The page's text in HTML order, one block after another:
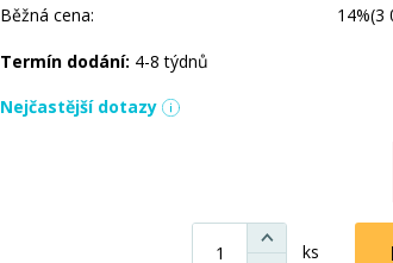
Běžná cena: 14%(3
Termín dodání: 4-8 týdnů
Nejčastější dotazy
ks